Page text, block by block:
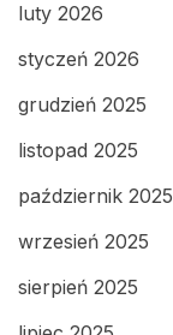
luty 2026
styczeń 2026
grudzień 2025
listopad 2025
październik 2025
wrzesień 2025
sierpień 2025